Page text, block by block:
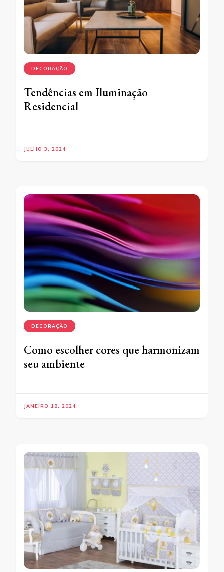
DECORAÇÃO
Tendências em Iluminação
Residencial
JULHO 3, 2024
DECORAÇÃO
Como escolher cores que harmonizam
seu ambiente
JANEIRO 18, 2024